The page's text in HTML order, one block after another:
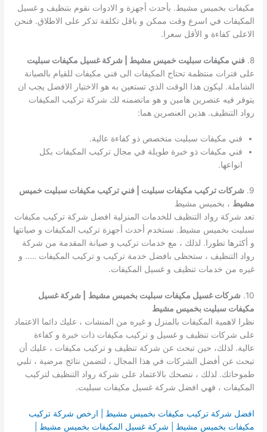
مكيفات بخميس مشيط. بأحدث أجهزة و الادوات نقوم بتنظيف و غسيل
المكيفات في اسرع وقت ممكن و باقل تكلفة تذكر على الاطلاق. فنحن
الاعلى كفاءة و الأقل سعرا.
8. فني مكيفات سبليت خميس مشيط | شركة غسيل مكيفات سبليت
على فترات منتظمة تحتاج المكيفات الى فني مكيفات للقيام بالصيانة
الشاملة. ليكون هذا الوقت الذي تستعين به هو الاختيار الافضل يجب ان
يتوفر فيه عنصرين هامين و هو ماتضمنه لك شركة تركيب المكيفات
رواد التنظيف. هذين العنصرين هما:
فني مكيفات سبليت متخصص ذو كفاءة عالية.
فني مكيفات ذو خبرة طويلة في مجال تركيب المكيفات بكل
انواعها.
9.
شركات تركيب مكيفات سبليت | فني تركيب مكيفات سبليت خميس
مشيط ، بخميس مشيط
تعد شركة رواد التنظيف للخدمات المنزلية افضل شركة تركيب مكيفات
سبليت بخميس مشيط. نستخدم أحدث أجهزة تركيب المكيفات و صيانتها
و أكثرها تطورا. لذلك ، مع خدمات تركيب و صيانة المقدمة من شركة
رواد التنظيف ، ستحظى بافضل خدمة تركيب و تركيب المكيفات ….. و
غيره من خدمات تنظيف و غسيل المكيفات.
10. شركات غسيل مكيفات سبليت بخميس مشيط
| شركة غسيل
مكيفات سبليت بخميس مشيط
نظرا لاهمية المكيفات بالمنزل و غيره من المنشات ، عليك دائما الاعتماد
على شركات تنظيف و غسيل و تركيب مكيفات ذات خبرة و كفاءة
عالية. لذلك، حين تبحث عن شركة تنظيف و تركيب مكيفات ، عليك أن
تبحث عن أفضل الشركات في هذا المجال ، لتضمن نتائج مرضية ، تلبي
طموحاتك. لذلك ، ننصحك بالاعتماد على شركة رواد التنظيف لتركيب
المكيفات ، فهي افضل شركة غسيل مكيفات سبليت.
افضل شركة تركيب مكيفات بخميس مشيط | ارخص شركة تركيب
مكيفات بخميس مشيط | شركة غسيل المكيفات بخميس مشيط |